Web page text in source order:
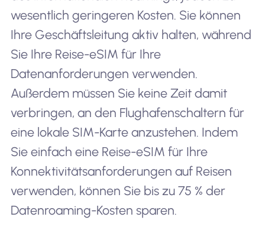
wesentlich geringeren Kosten. Sie können
Ihre Geschäftsleitung aktiv halten, während
Sie Ihre Reise-eSIM für Ihre
Datenanforderungen verwenden.
Außerdem müssen Sie keine Zeit damit
verbringen, an den Flughafenschaltern für
eine lokale SIM-Karte anzustehen. Indem
Sie einfach eine Reise-eSIM für Ihre
Konnektivitätsanforderungen auf Reisen
verwenden, können Sie bis zu 75 % der
Datenroaming-Kosten sparen.